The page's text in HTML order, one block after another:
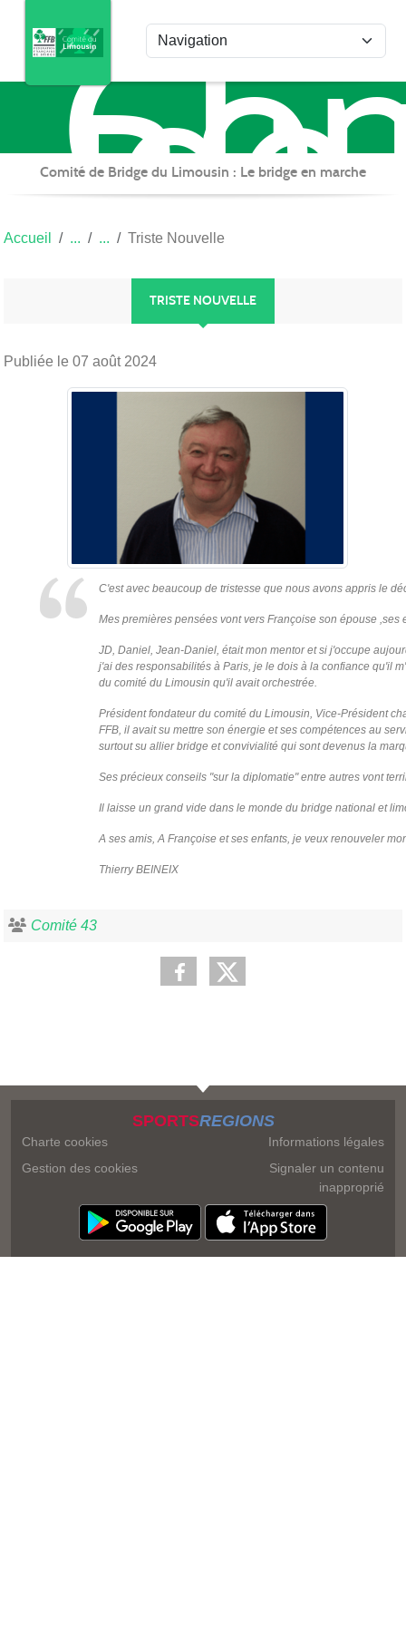
de
du
Comité de Bridge du Limousin : Le bridge en marche
Accueil Triste Nouvelle
TRISTE NOUVELLE
Publiée le 07 août 2024
C'est avec beaucoup de tristesse que nous avons appris le
Mes premières pensées vont vers Françoise son épouse ,ses
JD, Daniel, Jean-Daniel, était mon mentor et si j'occupe
j'ai des responsabilités à Paris, je le dois à la confiance qu'il
du comité du Limousin qu'il avait orchestrée.
Président fondateur du comité du Limousin, Vice-Président
FFB, il avait su mettre son énergie et ses compétences au
surtout su allier bridge et convivialité qui sont devenus la
Ses précieux conseils "sur la diplomatie" entre autres vont
Il laisse un grand vide dans le monde du bridge national et
A ses amis, A Françoise et ses enfants, je veux renouveler
Thierry BEINEIX
Comité 43
SPORTSREGIONS
Charte cookies
Gestion des cookies
Informations légales
Signaler un contenu
inapproprié